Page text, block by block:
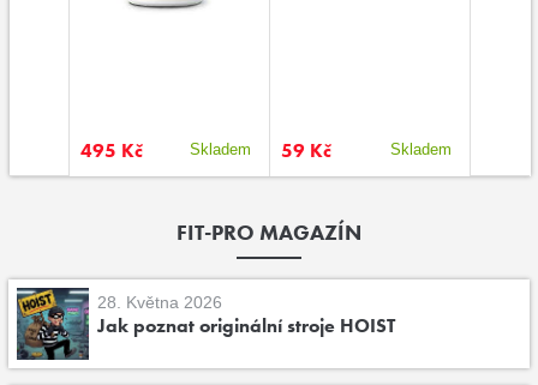
495 Kč Skladem 59 Kč Skladem
FIT-PRO MAGAZÍN
28. Května 2026
Jak poznat originální stroje HOIST